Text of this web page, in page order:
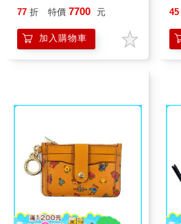
77 折 特價 7700 元
加入購物車
45